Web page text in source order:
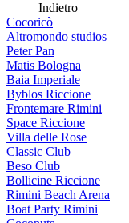
Indietro
Cocoricò
Altromondo studios
Peter Pan
Matis Bologna
Baia Imperiale
Byblos Riccione
Frontemare Rimini
Space Riccione
Villa delle Rose
Classic Club
Beso Club
Bollicine Riccione
Rimini Beach Arena
Boat Party Rimini